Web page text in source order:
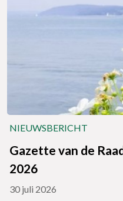
NIEUWSBERICHT
Gazette van de
2026
30 juli 2026